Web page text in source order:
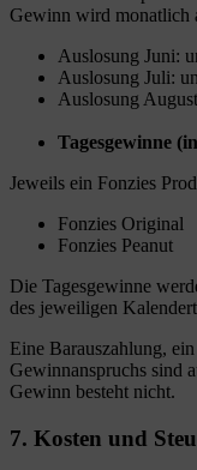
Gewinn wird monatlich
Auslosung Juni:
Auslosung Juli:
Auslosung
Tagesgewinne
Jeweils ein Fonzies
Fonzies Original
Fonzies Peanut
Die Tagesgewinne
des jeweiligen
Eine Barauszahlung,
Gewinnanspruchs sind
Gewinn besteht nicht.
7. Kosten und